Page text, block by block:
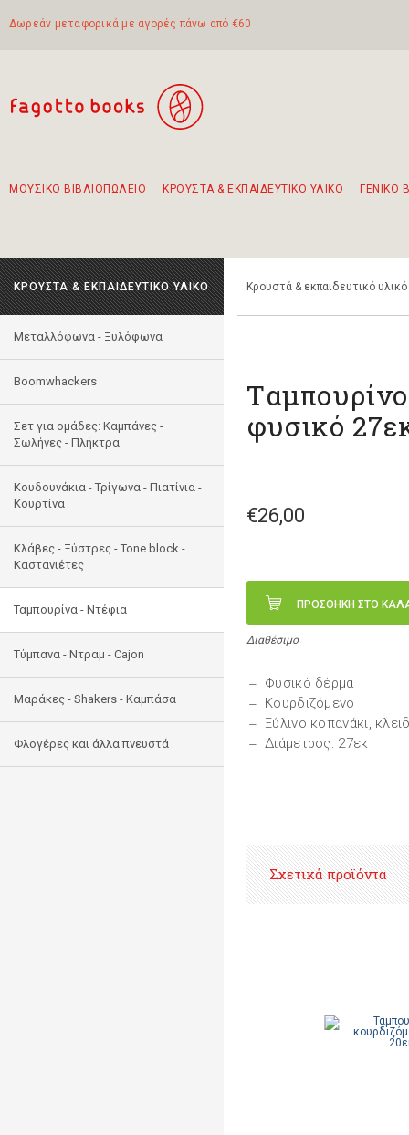
Δωρεάν μεταφορικά με αγορές πάνω από €60
ΜΟΥΣΙΚΟ ΒΙΒΛΙΟΠΩΛΕΙΟ ΚΡΟΥΣΤΑ & ΕΚΠΑΙΔΕΥΤΙΚΟ ΥΛΙΚΟ ΓΕΝΙΚΟ
ΚΡΟΥΣΤΑ & ΕΚΠΑΙΔΕΥΤΙΚΟ ΥΛΙΚΟ
Mεταλλόφωνα - Ξυλόφωνα
Boomwhackers
Σετ για ομάδες: Καμπάνες -
Σωλήνες - Πλήκτρα
Κουδουνάκια - Τρίγωνα - Πιατίνια -
Κουρτίνα
Κλάβες - Ξύστρες - Tone block -
Καστανιέτες
Ταμπουρίνα - Ντέφια
Τύμπανα - Ντραμ - Cajon
Μαράκες - Shakers - Kαμπάσα
Φλογέρες και άλλα πνευστά
Κρουστά & εκπαιδευτικό υλικό
φυσικό
€26,00
ΠΡΟΣΘΗΚΗ ΣΤΟ
Διαθέσιμο
Φυσικό δέρμα
Κουρδιζόμενο
Ξύλινο κοπανάκι,
Διάμετρος: 27εκ
Σχετικά προϊόντα